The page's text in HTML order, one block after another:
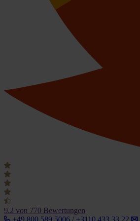
9.2 von 770 Bewertungen
+49 800 589 5006 / +3110 433 33 22